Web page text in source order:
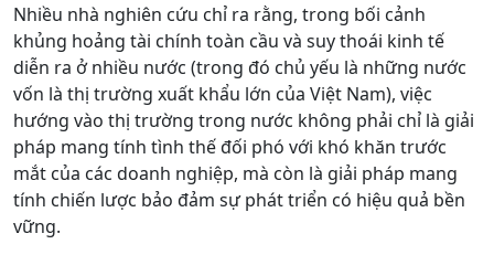
Nhiều nhà nghiên cứu chỉ ra rằng, trong bối cảnh
khủng hoảng tài chính toàn cầu và suy thoái kinh tế
diễn ra ở nhiều nước (trong đó chủ yếu là những nước
vốn là thị trường xuất khẩu lớn của Việt Nam), việc
hướng vào thị trường trong nước không phải chỉ là giải
pháp mang tính tình thế đối phó với khó khăn trước
mắt của các doanh nghiệp, mà còn là giải pháp mang
tính chiến lược bảo đảm sự phát triển có hiệu quả bền
vững.